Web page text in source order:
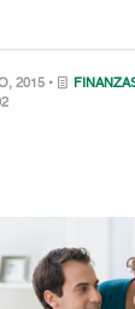
2015 •